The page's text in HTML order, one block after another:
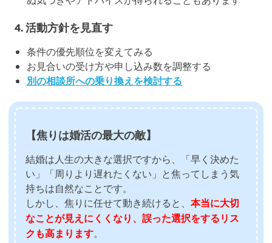
4. 活動方針を見直す
条件の優先順位を変えてみる
お見合いの受け方や申し込み数を調整する
別の相談所への乗り換えを検討する
【焦りは婚活の最大の敵】
結婚は人生の大きな選択ですから、「早く決めた
い」「周りより遅れたくない」と焦ってしまう気
持ちは自然なことです。
しかし、焦りに任せて動き続けると、 本当に大切
なことが見えにくくなり、誤った選択をするリス
クも高まります